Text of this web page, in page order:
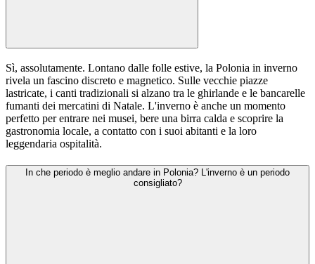
Sì, assolutamente. Lontano dalle folle estive, la Polonia in inverno
rivela un fascino discreto e magnetico. Sulle vecchie piazze
lastricate, i canti tradizionali si alzano tra le ghirlande e le bancarelle
fumanti dei mercatini di Natale. L'inverno è anche un momento
perfetto per entrare nei musei, bere una birra calda e scoprire la
gastronomia locale, a contatto con i suoi abitanti e la loro
leggendaria ospitalità.
In che periodo è meglio andare in Polonia? L'inverno è un periodo
consigliato?